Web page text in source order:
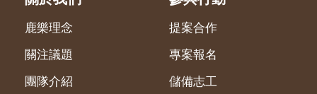
鹿樂理念
關注議題
團隊介紹
提案合作
專案報名
儲備志工